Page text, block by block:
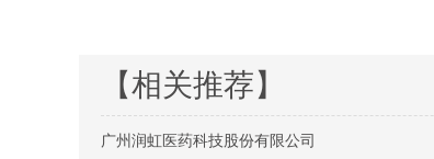
【相关推荐】
广州润虹医药科技股份有限公司